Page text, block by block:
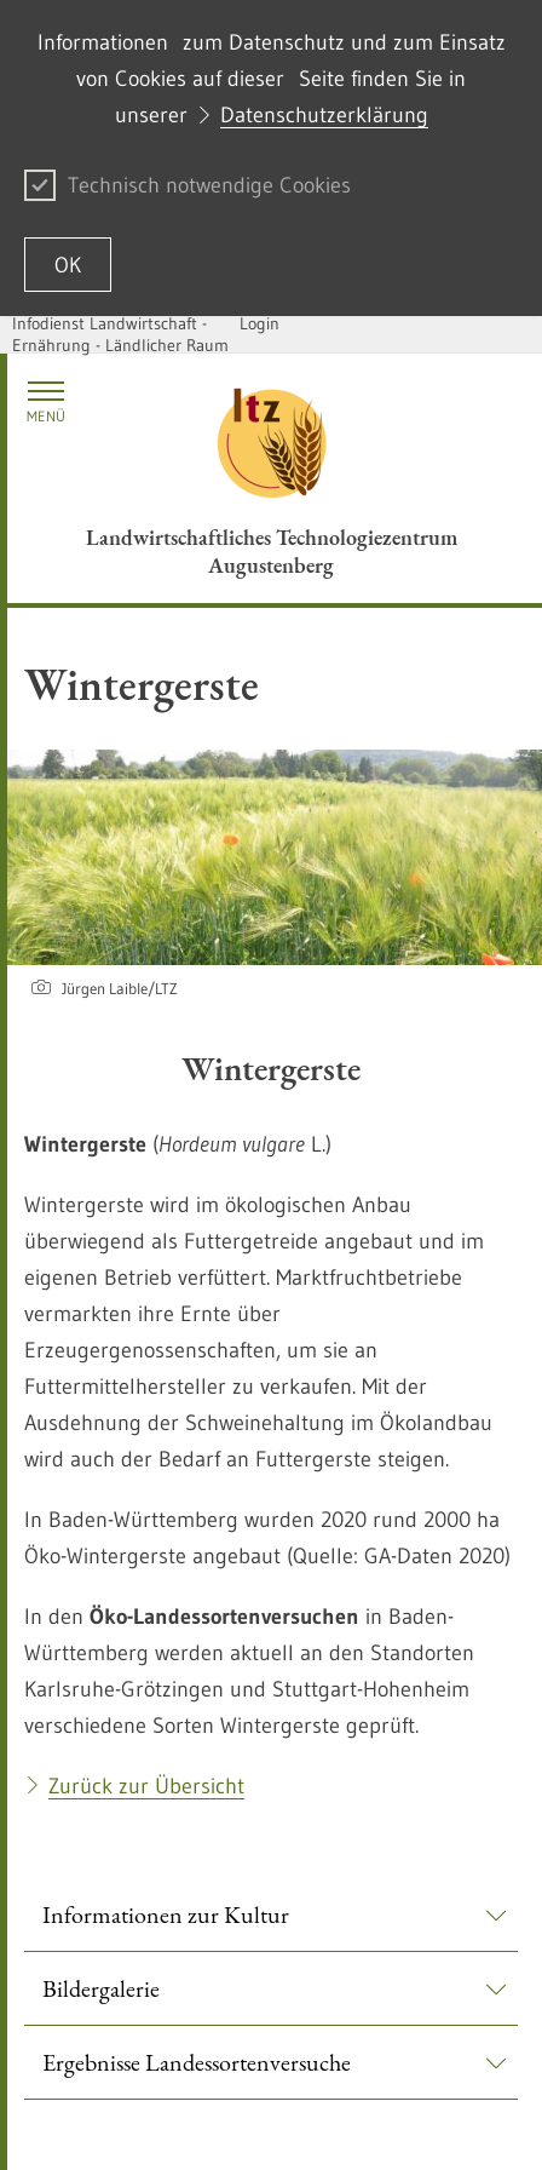
Informationen zum Datenschutz und zum Einsatz
von Cookies auf dieser Seite finden Sie in
unserer
Datenschutzerklärung
Technisch notwendige Cookies
OK
Zum Inhalt springen
Infodienst Landwirtschaft -
Ernährung - Ländlicher Raum
Login
Landwirtschaftliches Technologiezentrum
Augustenberg
MENÜ
Wintergerste
Jürgen Laible/LTZ
Wintergerste
Wintergerste (Hordeum vulgare L.)
Wintergerste wird im ökologischen Anbau
überwiegend als Futtergetreide angebaut und im
eigenen Betrieb verfüttert. Marktfruchtbetriebe
vermarkten ihre Ernte über
Erzeugergenossenschaften, um sie an
Futtermittelhersteller zu verkaufen. Mit der
Ausdehnung der Schweinehaltung im Ökolandbau
wird auch der Bedarf an Futtergerste steigen.
In Baden-Württemberg wurden 2020 rund 2000 ha
Öko-Wintergerste angebaut (Quelle: GA-Daten 2020)
In den Öko-Landessortenversuchen in Baden-
Württemberg werden aktuell an den Standorten
Karlsruhe-Grötzingen und Stuttgart-Hohenheim
verschiedene Sorten Wintergerste geprüft.
Zurück zur Übersicht
Informationen zur Kultur
Bildergalerie
Ergebnisse Landessortenversuche